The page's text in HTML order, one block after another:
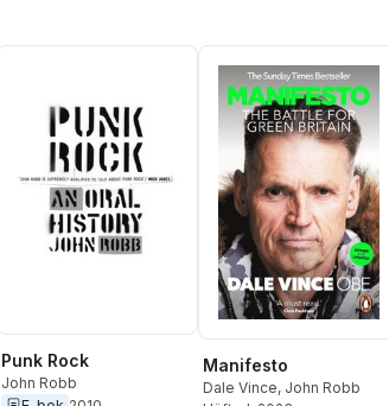
Punk Rock
John Robb
Manifesto
Dale Vince, John Robb